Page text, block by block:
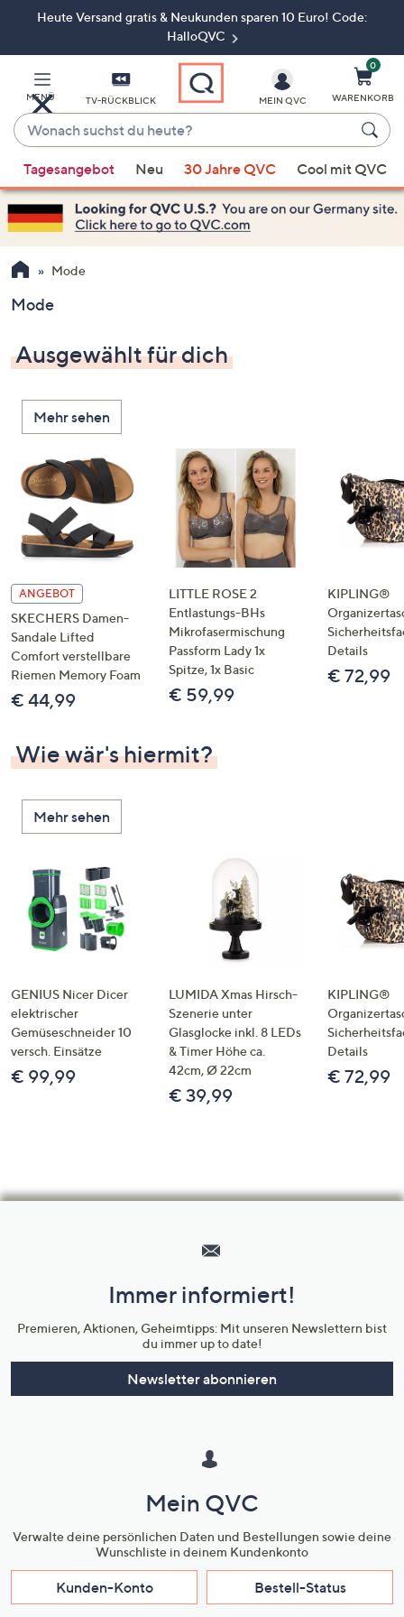
ZumHeute Versand gratis & Neukunden sparen 10 Euro! Code:
HalloQVC
MENÜ TV-RÜCKBLICK
Wonach
suchst
du
heute?
Vorschläge
verfügbar
sind,
verwenden
Sie
Pfeiltasten
oben
und
nach
unten
oder
wischen
Sie
Touch-
Geräten
links
bzw.
rechts,
um
diese
anzuzeigen.
MEIN QVC
0
WARENKORB
Tagesangebot Neu 30 Jahre QVC Cool mit QVC
Mode
Mode
Ausgewählt für dich
Mehr sehen
ANGEBOT
SKECHERS Damen-
Sandale Lifted
Comfort verstellbare
Riemen Memory Foam
€ 44,99
LITTLE ROSE 2
Entlastungs-BHs
Mikrofasermischung
Passform Lady 1x
Spitze, 1x Basic
€ 59,99
KIPLING®
Details
€ 72,99
Wie wär's hiermit?
Mehr sehen
GENIUS Nicer Dicer
elektrischer
Gemüseschneider 10
versch. Einsätze
€ 99,99
LUMIDA Xmas Hirsch-
Szenerie unter
Glasglocke inkl. 8 LEDs
& Timer Höhe ca.
42cm, Ø 22cm
€ 39,99
KIPLING®
Details
€ 72,99
Unternehmensinformationen
Immer informiert!
Premieren, Aktionen, Geheimtipps: Mit unseren Newslettern bist
du immer up to date!
Newsletter abonnieren
Mein QVC
Verwalte deine persönlichen Daten und Bestellungen sowie deine
Wunschliste in deinem Kundenkonto
Kunden-Konto Bestell-Status